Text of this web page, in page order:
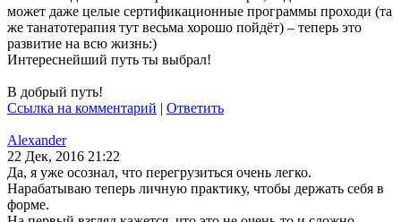
может даже целые сертификационные программы проходи (та
же танатотерапия тут весьма хорошо пойдёт) – теперь это
развитие на всю жизнь:)
Интереснейший путь ты выбрал!
В добрый путь!
Ссылка на комментарий | Ответить
Alexander
22 Дек, 2016 21:22
Да, я уже осознал, что перегрузиться очень легко.
Нарабатываю теперь личную практику, чтобы держать себя в
форме.